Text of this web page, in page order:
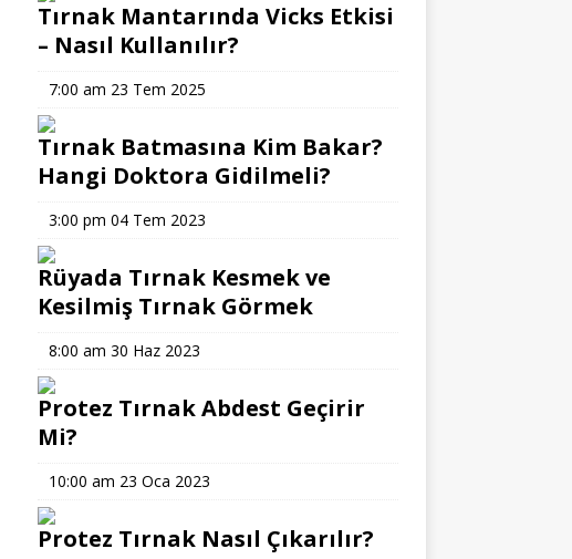
Tırnak Mantarında Vicks Etkisi
– Nasıl Kullanılır?
7:00 am 23 Tem 2025
Tırnak Batmasına Kim Bakar?
Hangi Doktora Gidilmeli?
3:00 pm 04 Tem 2023
Rüyada Tırnak Kesmek ve
Kesilmiş Tırnak Görmek
8:00 am 30 Haz 2023
Protez Tırnak Abdest Geçirir
Mi?
10:00 am 23 Oca 2023
Protez Tırnak Nasıl Çıkarılır?